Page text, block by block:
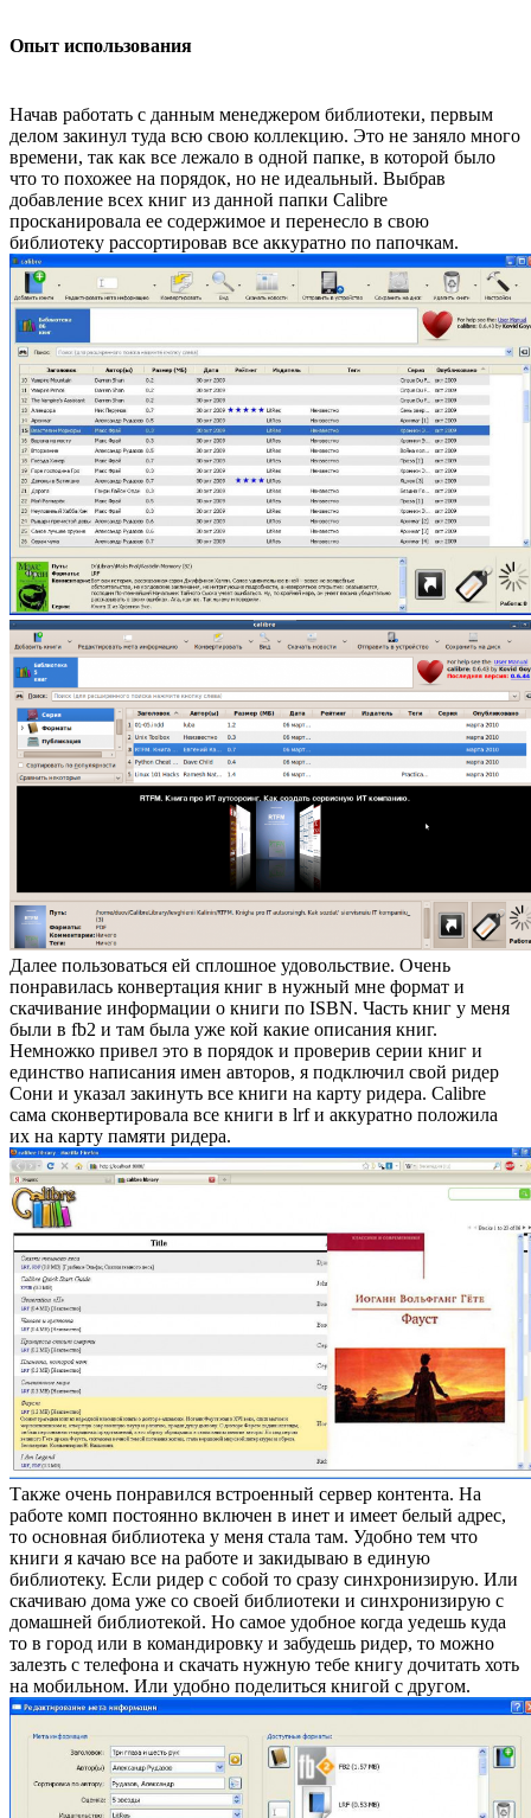
Опыт использования
Начав работать с данным менеджером библиотеки, первым
делом закинул туда всю свою коллекцию. Это не заняло много
времени, так как все лежало в одной папке, в которой было
что то похожее на порядок, но не идеальный. Выбрав
добавление всех книг из данной папки Calibre
просканировала ее содержимое и перенесло в свою
библиотеку рассортировав все аккуратно по папочкам.
Далее пользоваться ей сплошное удовольствие. Очень
понравилась конвертация книг в нужный мне формат и
скачивание информации о книги по ISBN. Часть книг у меня
были в fb2 и там была уже кой какие описания книг.
Немножко привел это в порядок и проверив серии книг и
единство написания имен авторов, я подключил свой ридер
Сони и указал закинуть все книги на карту ридера. Calibre
сама cконвертировала все книги в lrf и аккуратно положила
их на карту памяти ридера.
Также очень понравился встроенный сервер контента. На
работе комп постоянно включен в инет и имеет белый адрес,
то основная библиотека у меня стала там. Удобно тем что
книги я качаю все на работе и закидываю в единую
библиотеку. Если ридер с собой то сразу синхронизирую. Или
скачиваю дома уже со своей библиотеки и синхронизирую с
домашней библиотекой. Но самое удобное когда уедешь куда
то в город или в командировку и забудешь ридер, то можно
залезть с телефона и скачать нужную тебе книгу дочитать хоть
на мобильном. Или удобно поделиться книгой с другом.